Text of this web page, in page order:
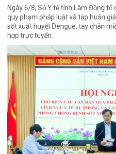
Ngày 6/8, Sở Y tế tỉnh Lâm Đồng tổ
quy phạm pháp luật và tập huấn
sốt xuất huyết Dengue, tay chân
hợp trực tuyến.